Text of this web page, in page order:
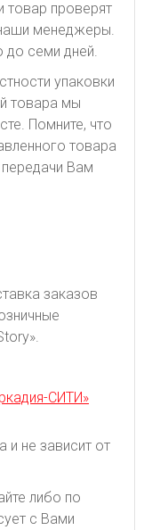
товар проверят
менеджеры.
до семи дней.
упаковки
товара мы
Помните, что
товара
Вам
заказов
СИТИ»
и не зависит от
либо по
с Вами